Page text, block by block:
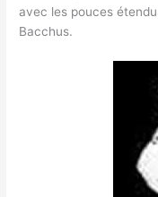
avec les pouces
Bacchus.